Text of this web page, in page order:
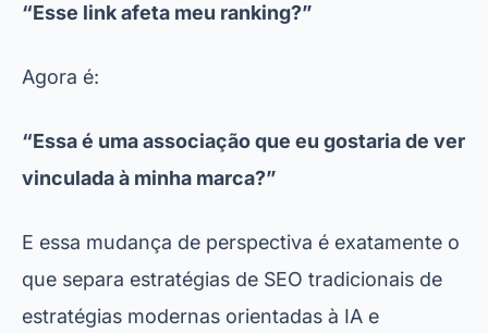
“Esse link afeta meu ranking?”
Agora é:
“Essa é uma associação que eu gostaria de ver
vinculada à minha marca?”
E essa mudança de perspectiva é exatamente o
que separa estratégias de SEO tradicionais de
estratégias modernas orientadas à IA e